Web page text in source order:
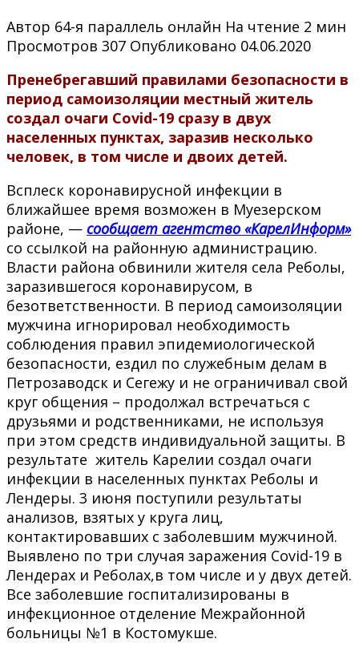
Автор 64-я параллель онлайн На чтение 2 мин
Просмотров 307 Опубликовано 04.06.2020
Пренебрегавший правилами безопасности в
период самоизоляции местный житель
создал очаги Covid-19 сразу в двух
населенных пунктах, заразив несколько
человек, в том числе и двоих детей.
Всплеск коронавирусной инфекции в
ближайшее время возможен в Муезерском
районе, — сообщает агентство «КарелИнформ»
со ссылкой на районную администрацию.
Власти района обвинили жителя села Реболы,
заразившегося коронавирусом, в
безответственности. В период самоизоляции
мужчина игнорировал необходимость
соблюдения правил эпидемиологической
безопасности, ездил по служебным делам в
Петрозаводск и Сегежу и не ограничивал свой
круг общения – продолжал встречаться с
друзьями и родственниками, не используя
при этом средств индивидуальной защиты. В
результате житель Карелии создал очаги
инфекции в населенных пунктах Реболы и
Лендеры. 3 июня поступили результаты
анализов, взятых у круга лиц,
контактировавших с заболевшим мужчиной.
Выявлено по три случая заражения Covid-19 в
Лендерах и Реболах,в том числе и у двух детей.
Все заболевшие госпитализированы в
инфекционное отделение Межрайонной
больницы №1 в Костомукше.